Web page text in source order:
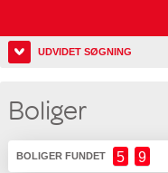
UDVIDET SØGNING
Boliger
BOLIGER FUNDET 5 9